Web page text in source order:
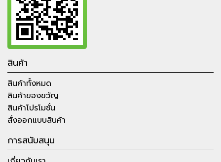
สินค้า
สินค้าทั้งหมด
สินค้าของขวัญ
สินค้าโปรโมชั่น
สั่งออกแบบสินค้า
การสนับสนุน